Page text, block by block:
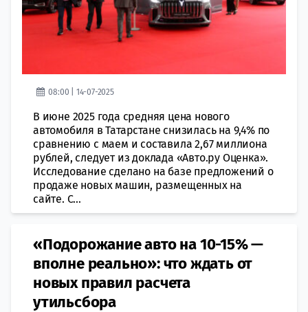
08:00 | 14-07-2025
В июне 2025 года средняя цена нового
автомобиля в Татарстане снизилась на 9,4% по
сравнению с маем и составила 2,67 миллиона
рублей, следует из доклада «Авто.ру Оценка».
Исследование сделано на базе предложений о
продаже новых машин, размещенных на
сайте. С...
«Подорожание авто на 10-15% —
вполне реально»: что ждать от
новых правил расчета
утильсбора